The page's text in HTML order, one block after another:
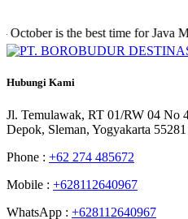
is the best time for Java
Hubungi Kami
Jl. Temulawak, RT 01/RW 04 No
Depok, Sleman, Yogyakarta 55281
Phone : +62 274 485672
Mobile : +628112640967
WhatsApp : +628112640967